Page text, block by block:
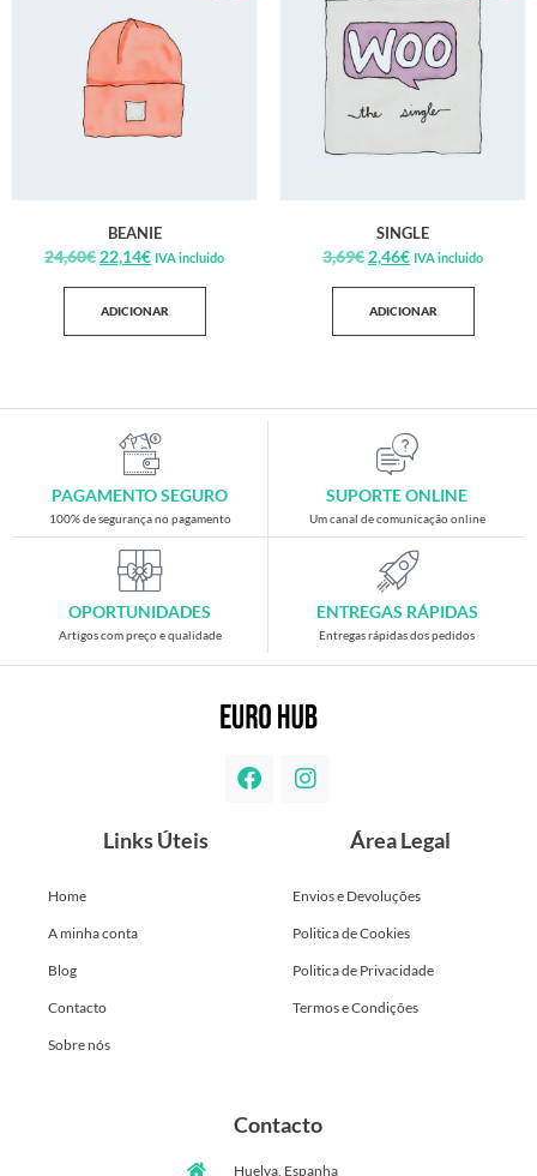
BEANIE
24,60€ 22,14€ IVA incluido
ADICIONAR
SINGLE
3,69€ 2,46€ IVA incluido
ADICIONAR
PAGAMENTO SEGURO
100% de segurança no pagamento
SUPORTE ONLINE
Um canal de comunicação online
OPORTUNIDADES
Artigos com preço e qualidade
ENTREGAS RÁPIDAS
Entregas rápidas dos pedidos
Links Úteis
Home
A minha conta
Blog
Contacto
Sobre nós
Área Legal
Envios e Devoluções
Politica de Cookies
Politica de Privacidade
Termos e Condições
Contacto
Huelva, Espanha